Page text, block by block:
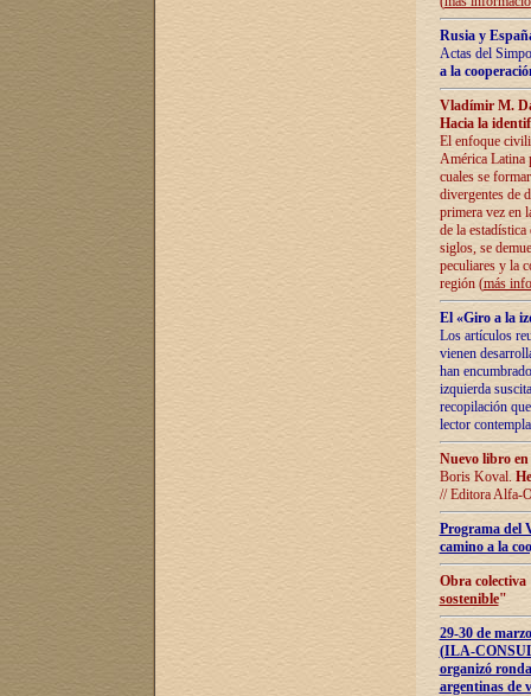
Rusia y
Actas del
a la
Vladímir M.
Hacia la
El enfoque
América Latina
cuales se
divergentes de
primera vez en
de la
siglos, se
peculiares y la
región (más
El «Giro a la
Los artículos
vienen
han
izquierda
recopilación
lector
Nuevo libro
Boris Koval.
// Editora Alfa-
Programa del
camino a la
Obra
sostenible"
29-30 de
(ILA-
organizó
argentinas de